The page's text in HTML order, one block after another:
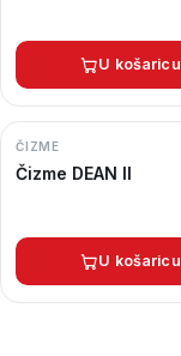
U košaricu
ČIZME
Čizme DEAN II
U košaricu